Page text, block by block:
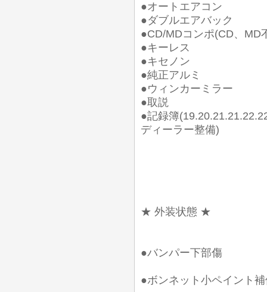
●オートエアコン
●ダブルエアバック
●CD/MDコンポ(CD、MD
●キーレス
●キセノン
●純正アルミ
●ウィンカーミラー
●取説
●記録簿
ディーラー整備)
★ 外装状態 ★
●バンパー下部傷
●ボンネット小ペイント